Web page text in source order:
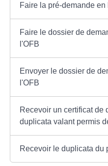
Faire la pré-demande
Faire le dossier de
l'OFB
Envoyer le dossier de
l'OFB
Recevoir un certificat de
duplicata valant permis
Recevoir le duplicata du